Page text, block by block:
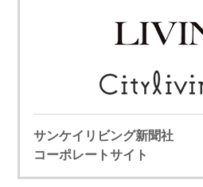
サンケイリビング新聞社
コーポレートサイト